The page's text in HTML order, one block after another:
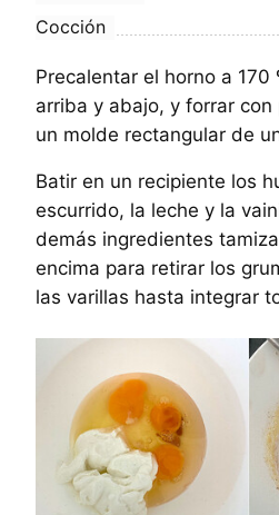
Cocción
Precalentar el horno a 170
arriba y abajo, y forrar
un molde rectangular de
Batir en un recipiente los
escurrido, la leche y la
demás ingredientes
encima para retirar los
las varillas hasta integrar